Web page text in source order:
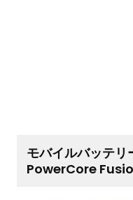
モバイルバッテリ
PowerCore